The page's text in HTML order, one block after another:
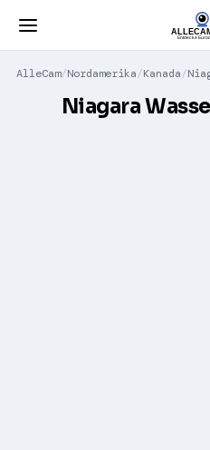
AlleCam Nordamerika Kanada
Niagara